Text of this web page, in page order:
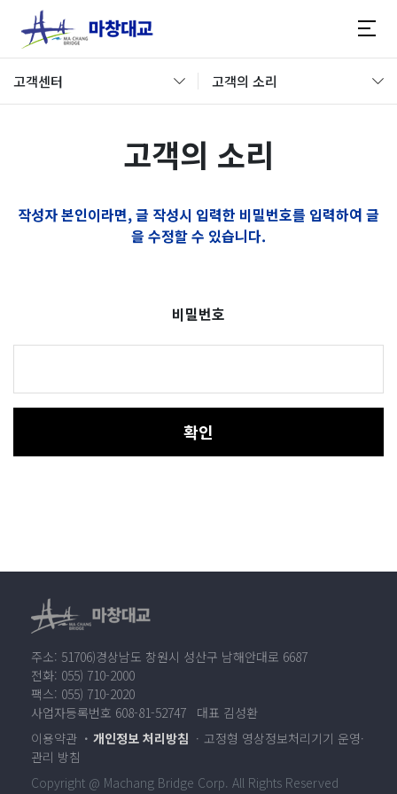
고객센터 고객의 소리
고객의 소리
작성자 본인이라면, 글 작성시 입력한 비밀번호를 입력하여 글
을 수정할 수 있습니다.
비밀번호
확인
주소: 51706)경상남도 창원시 성산구 남해안대로 6687
전화: 055) 710-2000
팩스: 055) 710-2020
사업자등록번호 608-81-52747 대표 김성환
이용약관
개인정보 처리방침
고정형 영상정보처리기기 운영·
관리 방침
Copyright @ Machang Bridge Corp. All Rights Reserved